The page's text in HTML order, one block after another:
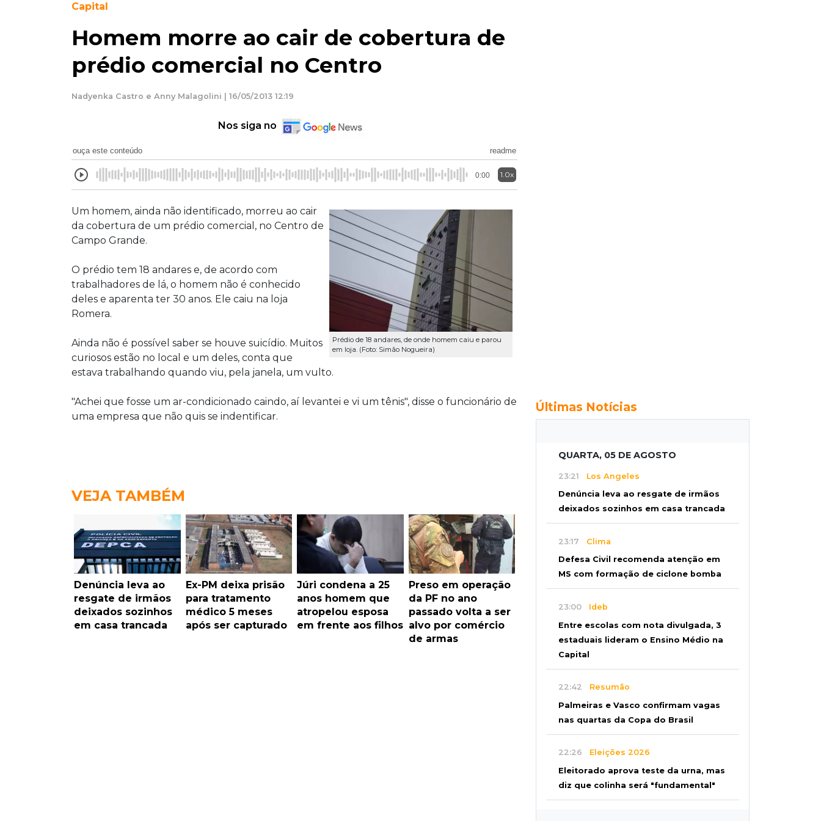
Capital
Homem morre ao cair de cobertura de
prédio comercial no Centro
Nadyenka Castro e Anny Malagolini | 16/05/2013 12:19
Nos siga no
ouça este conteúdo readme
0:00 1.0x
Prédio de 18 andares, de onde homem caiu e parou
em loja. (Foto: Simão Nogueira)
Um homem, ainda não identificado, morreu ao cair
da cobertura de um prédio comercial, no Centro de
Campo Grande.
O prédio tem 18 andares e, de acordo com
trabalhadores de lá, o homem não é conhecido
deles e aparenta ter 30 anos. Ele caiu na loja
Romera.
Ainda não é possível saber se houve suicídio. Muitos
curiosos estão no local e um deles, conta que
estava trabalhando quando viu, pela janela, um vulto.
"Achei que fosse um ar-condicionado caindo, aí levantei e vi um tênis", disse o funcionário de
uma empresa que não quis se indentificar.
VEJA TAMBÉM
Denúncia leva ao
resgate de irmãos
deixados sozinhos
em casa trancada
Ex-PM deixa prisão
para tratamento
médico 5 meses
após ser capturado
Júri condena a 25
anos homem que
atropelou esposa
em frente aos filhos
Preso em operação
da PF no ano
passado volta a ser
alvo por comércio
de armas
Últimas Notícias
QUARTA, 05 DE AGOSTO
23:21 Los Angeles
Denúncia leva ao resgate de irmãos
deixados sozinhos em casa trancada
23:17 Clima
Defesa Civil recomenda atenção em
MS com formação de ciclone bomba
23:00 Ideb
Entre escolas com nota divulgada, 3
estaduais lideram o Ensino Médio na
Capital
22:42 Resumão
Palmeiras e Vasco confirmam vagas
nas quartas da Copa do Brasil
22:26 Eleições 2026
Eleitorado aprova teste da urna, mas
diz que colinha será "fundamental"